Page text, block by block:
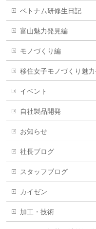
ベトナム研修生日記
富山魅力発見編
モノづくり編
移住女子モノづくり魅
イベント
自社製品開発
お知らせ
社長ブログ
スタッフブログ
カイゼン
加工・技術